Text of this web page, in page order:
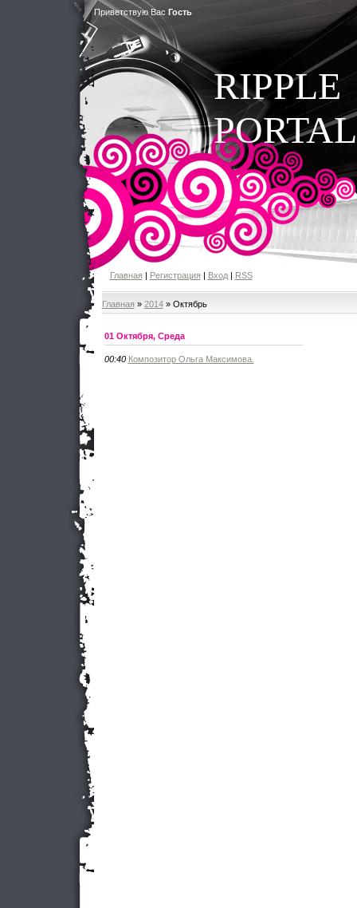
Приветствую Вас Гость
RIPPLE
PORTAL
Главная| Регистрация| Вход| RSS
Главная » 2014 » Октябрь
01 Октября, Среда
00:40 Композитор Ольга Максимова.